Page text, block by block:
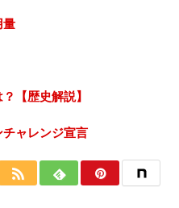
量
【歴史解説】
チャレンジ宣言